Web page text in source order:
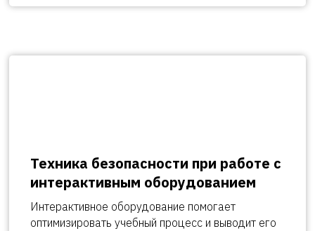
Техника безопасности при работе с
интерактивным оборудованием
Интерактивное оборудование помогает
оптимизировать учебный процесс и выводит его